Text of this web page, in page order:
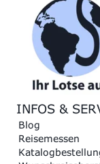
INFOS &
Blog
Reisemessen